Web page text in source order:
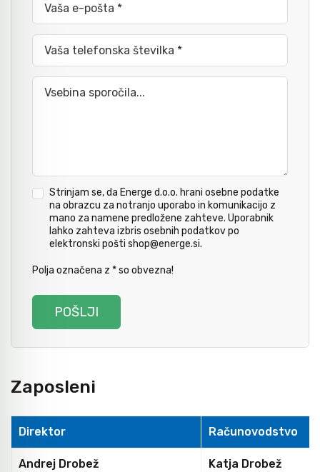
Vaša e-pošta *
Vaša telefonska številka *
Vsebina sporočila...
Strinjam se, da Energe d.o.o. hrani osebne podatke
na obrazcu za notranjo uporabo in komunikacijo z
mano za namene predložene zahteve. Uporabnik
lahko zahteva izbris osebnih podatkov po
elektronski pošti shop@energe.si.
Polja označena z * so obvezna!
Zaposleni
Direktor Računovodstvo
Andrej Drobež
Katja Drobež
Vzvodi in primeži
Škarje, noži in žage
Avtomobilsko orodje
Krivilci cevi